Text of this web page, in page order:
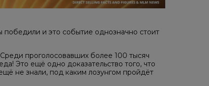
и это событие однозначно стоит
проголосовавших более 100 тысяч
Это ещё одно доказательство того, что
не знали, под каким лозунгом пройдёт